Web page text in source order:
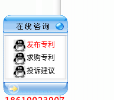
发布专利
求购专利
投诉建议